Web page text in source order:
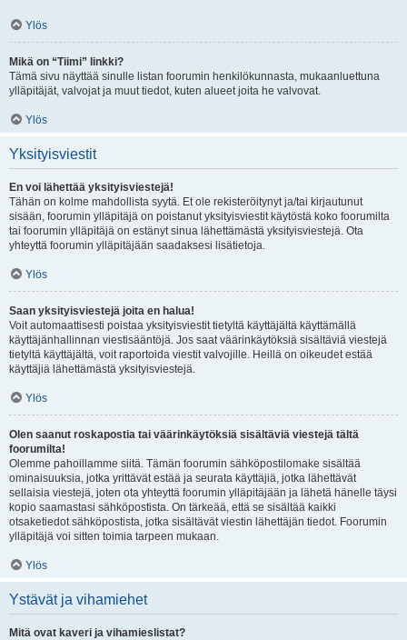
Ylös
Mikä on “Tiimi” linkki?
Tämä sivu näyttää sinulle listan foorumin henkilökunnasta, mukaanluettuna
ylläpitäjät, valvojat ja muut tiedot, kuten alueet joita he valvovat.
Ylös
Yksityisviestit
En voi lähettää yksityisviestejä!
Tähän on kolme mahdollista syytä. Et ole rekisteröitynyt ja/tai kirjautunut
sisään, foorumin ylläpitäjä on poistanut yksityisviestit käytöstä koko foorumilta
tai foorumin ylläpitäjä on estänyt sinua lähettämästä yksityisviestejä. Ota
yhteyttä foorumin ylläpitäjään saadaksesi lisätietoja.
Ylös
Saan yksityisviestejä joita en halua!
Voit automaattisesti poistaa yksityisviestit tietyltä käyttäjältä käyttämällä
käyttäjänhallinnan viestisääntöjä. Jos saat väärinkäytöksiä sisältäviä viestejä
tietyltä käyttäjältä, voit raportoida viestit valvojille. Heillä on oikeudet estää
käyttäjiä lähettämästä yksityisviestejä.
Ylös
Olen saanut roskapostia tai väärinkäytöksiä sisältäviä viestejä tältä
foorumilta!
Olemme pahoillamme siitä. Tämän foorumin sähköpostilomake sisältää
ominaisuuksia, jotka yrittävät estää ja seurata käyttäjiä, jotka lähettävät
sellaisia viestejä, joten ota yhteyttä foorumin ylläpitäjään ja lähetä hänelle täysi
kopio saamastasi sähköpostista. On tärkeää, että se sisältää kaikki
otsaketiedot sähköpostista, jotka sisältävät viestin lähettäjän tiedot. Foorumin
ylläpitäjä voi sitten toimia tarpeen mukaan.
Ylös
Ystävät ja vihamiehet
Mitä ovat kaveri ja vihamieslistat?